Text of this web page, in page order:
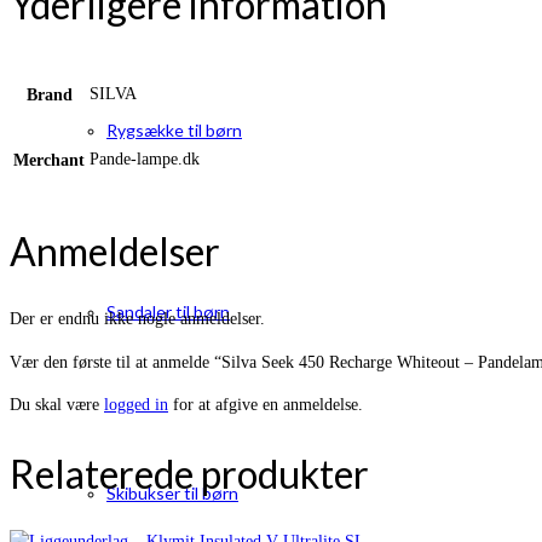
Rygsække til børn
Sandaler til børn
Skibukser til børn
Brand SILVA
Merchant Pande-lampe.dk
Anmeldelser
Der er endnu ikke nogle anmeldelser.
Vær den første til at anmelde “Silva Seek 450 Recharge Whiteout –
Du skal være logged in for at afgive en anmeldelse.
Relaterede produkter